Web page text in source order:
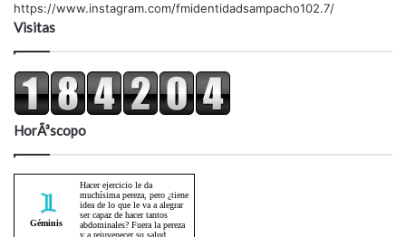
https://www.instagram.com/fmidentidadsampacho102.7/
Visitas
HorÃ³scopo